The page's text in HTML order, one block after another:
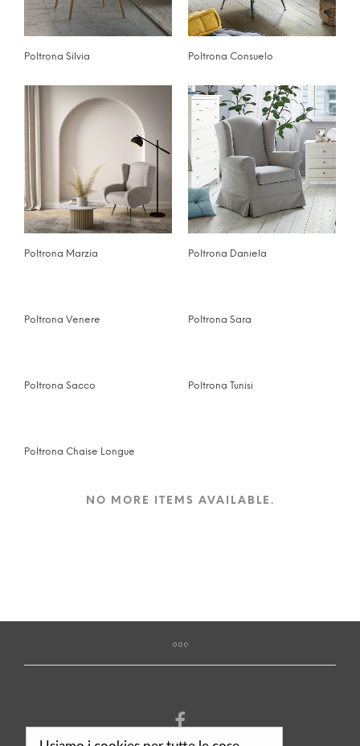
Poltrona Silvia Poltrona Consuelo
Poltrona Marzia Poltrona Daniela
Poltrona Venere Poltrona Sara
Poltrona Sacco Poltrona Tunisi
Poltrona Chaise Longue
NO MORE ITEMS AVAILABLE.